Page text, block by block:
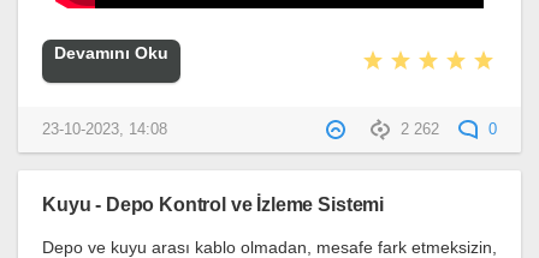
Devamını Oku
2 262 0
23-10-2023, 14:08
Kuyu - Depo Kontrol ve İzleme Sistemi
Depo ve kuyu arası kablo olmadan, mesafe fark etmeksizin,